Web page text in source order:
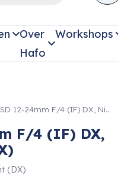
Over
Hafo
Workshops
Tokina SD 12-24mm F/4 (IF) DX, Nikon F-Mount (DX)
F/4 (IF) DX,
(DX)